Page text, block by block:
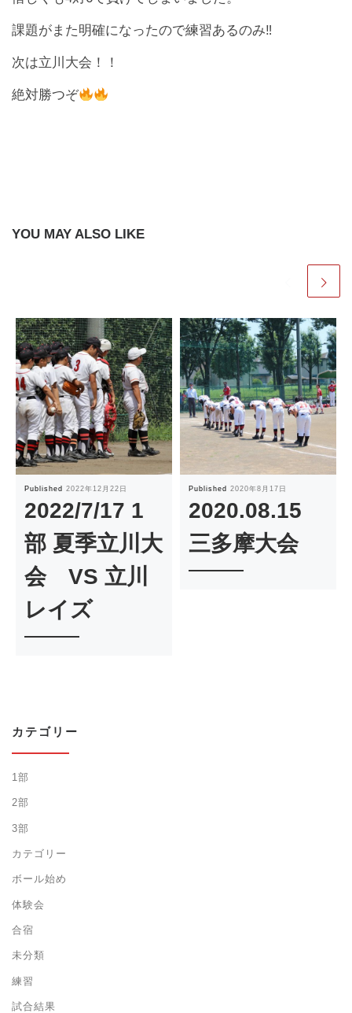
課題がまた明確になったので練習あるのみ‼︎
次は立川大会！！
絶対勝つぞ
YOU MAY ALSO LIKE
Published 2022年12月22日
2022/7/17 1
部 夏季立川大
会 VS 立川
レイズ
Published 2020年8月17日
2020.08.15
三多摩大会
カテゴリー
1部
2部
3部
カテゴリー
ボール始め
体験会
合宿
未分類
練習
試合結果